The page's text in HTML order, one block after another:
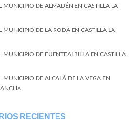
MUNICIPIO DE ALMADÉN EN CASTILLA LA
MUNICIPIO DE LA RODA EN CASTILLA LA
MUNICIPIO DE FUENTEALBILLA EN CASTILLA
MUNICIPIO DE ALCALÁ DE LA VEGA EN
RECIENTES